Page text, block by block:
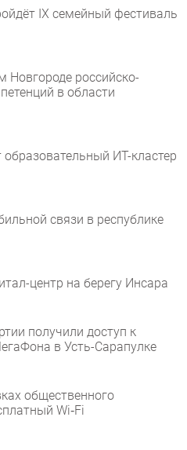
IX семейный фестиваль
Новгороде российско-
в области
образовательный ИТ-кластер
связи в республике
центр на берегу Инсара
получили доступ к
в Усть-Сарапулке
общественного
Wi‑Fi